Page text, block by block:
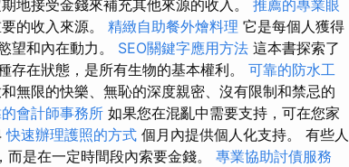
地接受金錢來補充其他來源的收入。 推薦的專業眼
的收入來源。 精緻自助餐外燴料理 它是每個人獲得
望和內在動力。 SEO關鍵字應用方法 這本書探索了
存在狀態，是所有生物的基本權利。 可靠的防水工
無限的快樂、無恥的深度親密、沒有限制和禁忌的
會計師事務所 如果您在混亂中需要支持，可在您家
快速辦理護照的方式 個月內提供個人化支持。 有些人
是在一定時間段內索要金錢。 專業協助討債服務